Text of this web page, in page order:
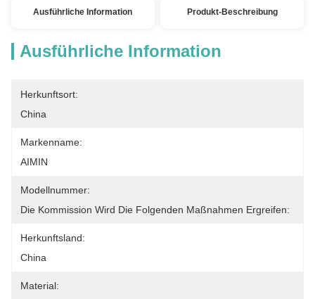
Ausführliche Information Produkt-Beschreibung
Ausführliche Information
Herkunftsort:
China
Markenname:
AIMIN
Modellnummer:
Die Kommission Wird Die Folgenden Maßnahmen Ergreifen:
Herkunftsland:
China
Material: